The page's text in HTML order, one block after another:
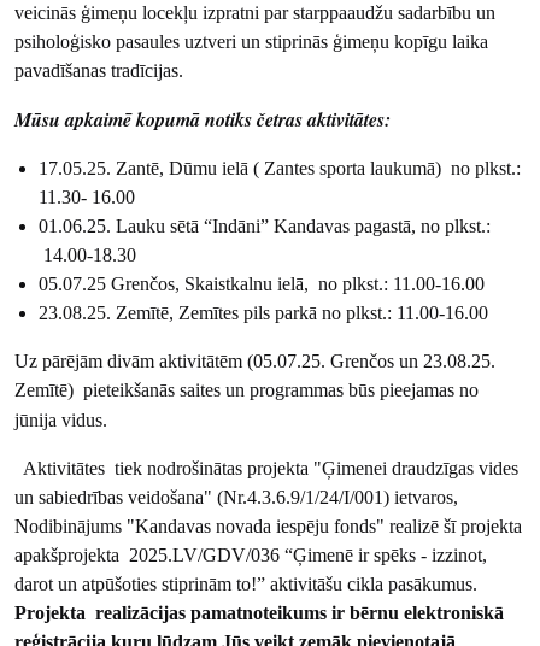
veicinās ģimeņu locekļu izpratni par starppaaudžu sadarbību un
psiholoģisko pasaules uztveri un stiprinās ģimeņu kopīgu laika
pavadīšanas tradīcijas.
Mūsu apkaimē kopumā notiks četras aktivitātes:
17.05.25. Zantē, Dūmu ielā ( Zantes sporta laukumā) no plkst.:
11.30- 16.00
01.06.25. Lauku sētā “Indāni” Kandavas pagastā, no plkst.:
14.00-18.30
05.07.25 Grenčos, Skaistkalnu ielā, no plkst.: 11.00-16.00
23.08.25. Zemītē, Zemītes pils parkā no plkst.: 11.00-16.00
Uz pārējām divām aktivitātēm (05.07.25. Grenčos un 23.08.25.
Zemītē) pieteikšanās saites un programmas būs pieejamas no
jūnija vidus.
Aktivitātes tiek nodrošinātas projekta "Ģimenei draudzīgas vides
un sabiedrības veidošana" (Nr.4.3.6.9/1/24/I/001) ietvaros,
Nodibinājums "Kandavas novada iespēju fonds" realizē šī projekta
apakšprojekta 2025.LV/GDV/036 “Ģimenē ir spēks - izzinot,
darot un atpūšoties stiprinām to!” aktivitāšu cikla pasākumus.
Projekta realizācijas pamatnoteikums ir bērnu elektroniskā
reģistrācija kuru lūdzam Jūs veikt zemāk pievienotajā